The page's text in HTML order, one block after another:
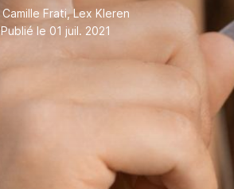
Camille Frati,Lex Kleren
Publié le 01 juil. 2021